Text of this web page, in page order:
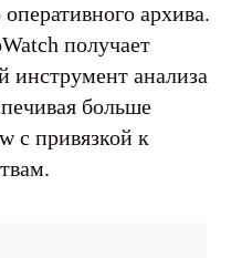
архива.
получает
анализа
больше
с привязкой к